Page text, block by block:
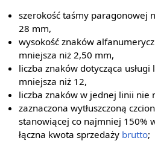
szerokość taśmy paragonowej
28 mm,
wysokość znaków
mniejsza niż 2,50 mm,
liczba znaków dotycząca
mniejsza niż 12,
liczba znaków w jednej linii nie
zaznaczona wytłuszczoną
stanowiącej co najmniej 150%
łączna kwota sprzedaży brutto;